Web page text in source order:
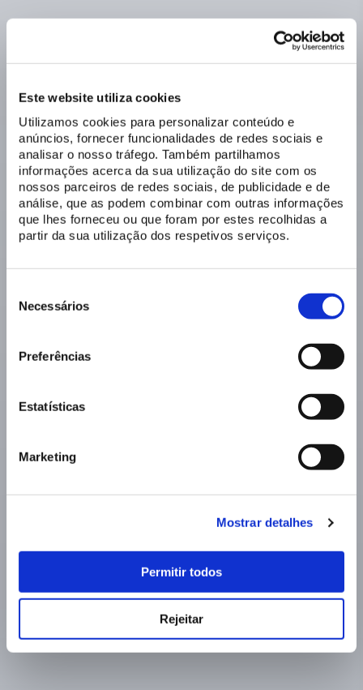
Este website utiliza cookies
Utilizamos cookies para personalizar conteúdo e
anúncios, fornecer funcionalidades de redes sociais e
analisar o nosso tráfego. Também partilhamos
informações acerca da sua utilização do site com os
nossos parceiros de redes sociais, de publicidade e de
análise, que as podem combinar com outras informações
que lhes forneceu ou que foram por estes recolhidas a
partir da sua utilização dos respetivos serviços.
Necessários
Preferências
Estatísticas
Marketing
Mostrar detalhes
Permitir todos
Rejeitar